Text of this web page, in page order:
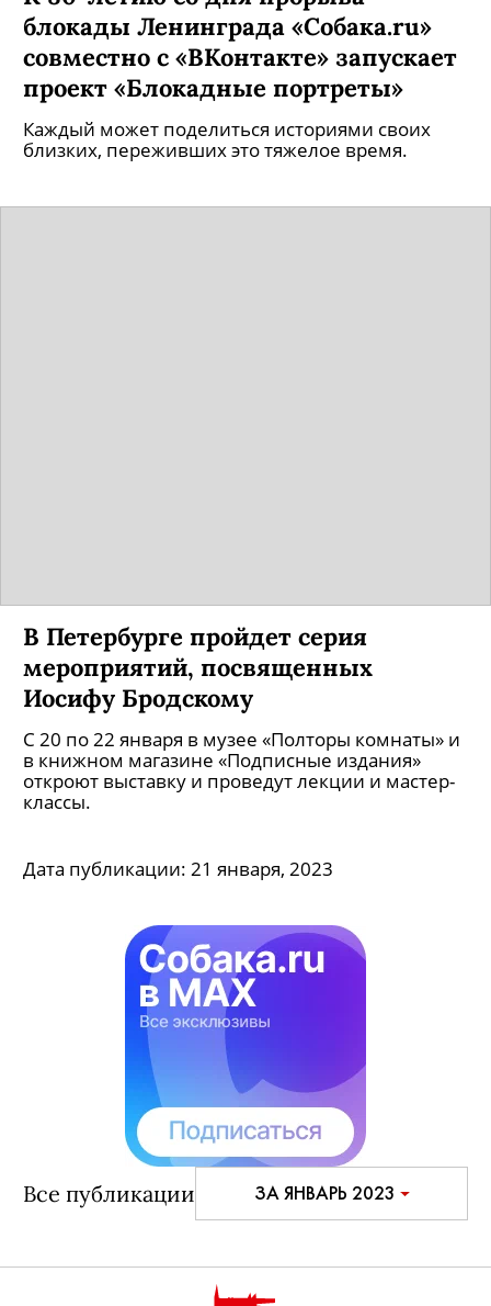
К 80-летию со дня прорыва
блокады Ленинграда «Собака.ru»
совместно с «ВКонтакте» запускает
проект «Блокадные портреты»
Каждый может поделиться историями своих
В Петербурге пройдет серия
мероприятий, посвященных
Иосифу Бродскому
С 20 по 22 января в музее «Полторы комнаты» и
в книжном магазине «Подписные издания»
откроют выставку и проведут лекции и мастер-
Все публикации ЗА ЯНВАРЬ 2023